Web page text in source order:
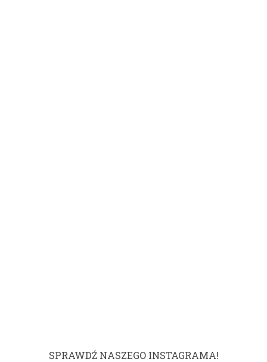
SPRAWDŹ NASZEGO INSTAGRAMA!